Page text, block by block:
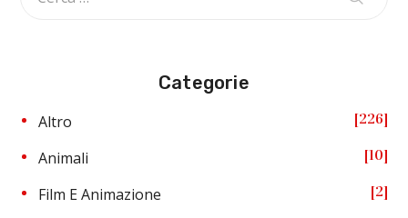
Categorie
Altro 226
Animali 10
Film E Animazione 2